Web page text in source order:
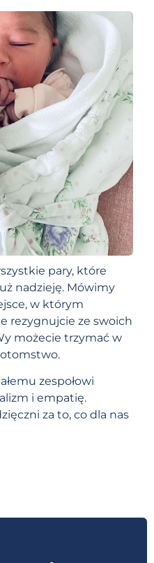
pary, które
nadzieję. Mówimy
w którym
rezygnujcie ze swoich
możecie trzymać w
zespołowi
i empatię.
za to, co dla nas